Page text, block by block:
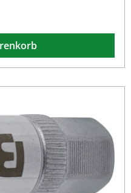
hochwertige Chrom-
Einsatz. Durch die
ist das
geschützt und ideal
den ambitionierten
präzisen
Werkstatt oder im